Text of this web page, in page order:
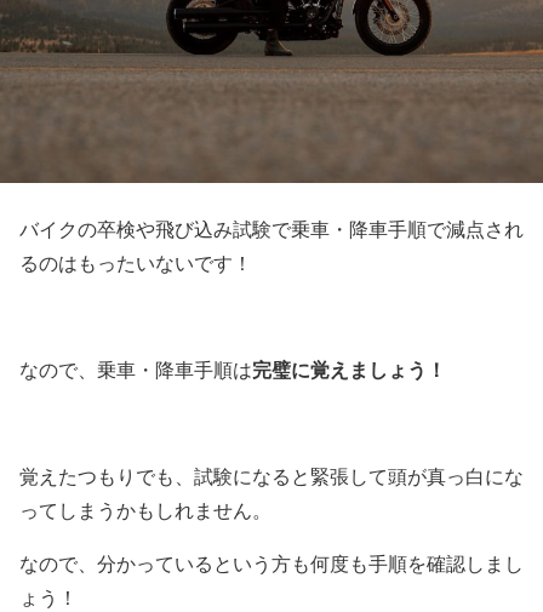
バイクの卒検や飛び込み試験で乗車・降車手順で減点され
るのはもったいないです！
なので、乗車・降車手順は完璧に覚えましょう！
覚えたつもりでも、試験になると緊張して頭が真っ白にな
ってしまうかもしれません。
なので、分かっているという方も何度も手順を確認しまし
ょう！